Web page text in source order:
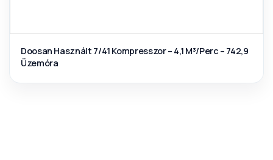
Doosan Használt 7/41 Kompresszor – 4,1 M³/Perc – 742,9
Üzemóra